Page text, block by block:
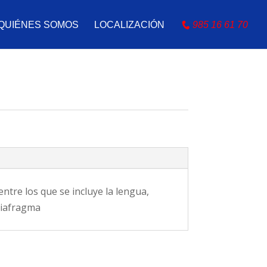
SOMOS LOCALIZACIÓN 985 16 61 70
los que se incluye la lengua,